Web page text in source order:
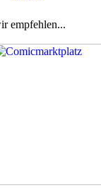
empfehlen...